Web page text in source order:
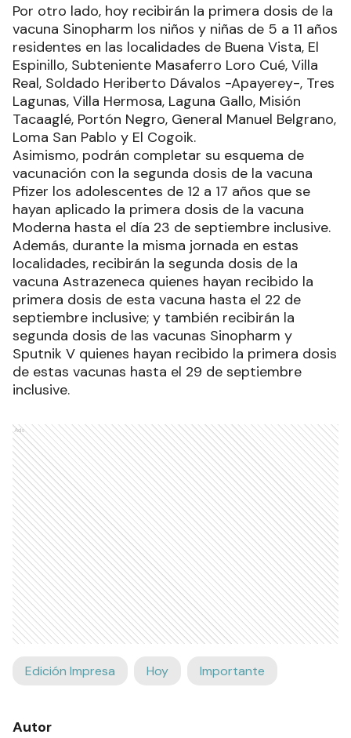
Por otro lado, hoy recibirán la primera dosis de la
vacuna Sinopharm los niños y niñas de 5 a 11 años
residentes en las localidades de Buena Vista, El
Espinillo, Subteniente Masaferro Loro Cué, Villa
Real, Soldado Heriberto Dávalos -Apayerey-, Tres
Lagunas, Villa Hermosa, Laguna Gallo, Misión
Tacaaglé, Portón Negro, General Manuel Belgrano,
Loma San Pablo y El Cogoik.
Asimismo, podrán completar su esquema de
vacunación con la segunda dosis de la vacuna
Pfizer los adolescentes de 12 a 17 años que se
hayan aplicado la primera dosis de la vacuna
Moderna hasta el día 23 de septiembre inclusive.
Además, durante la misma jornada en estas
localidades, recibirán la segunda dosis de la
vacuna Astrazeneca quienes hayan recibido la
primera dosis de esta vacuna hasta el 22 de
septiembre inclusive; y también recibirán la
segunda dosis de las vacunas Sinopharm y
Sputnik V quienes hayan recibido la primera dosis
de estas vacunas hasta el 29 de septiembre
inclusive.
Ads
Edición Impresa Hoy Importante
Autor